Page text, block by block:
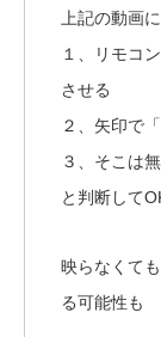
上記の動画
１、リモコ
させる
２、矢印で
３、そこは
と判断して
映らなくて
る可能性も